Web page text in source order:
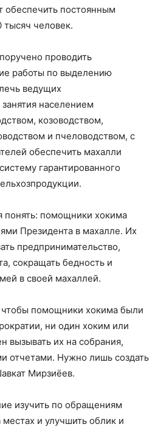
обеспечить постоянным
тысяч человек.
проводить
работы по выделению
ведущих
населением
козоводством,
и пчеловодством, с
обеспечить махалли
гарантированного
помощники хокима
Президента в махалле. Их
предпринимательство,
сокращать бедность и
в своей махаллей.
помощники хокима были
ни один хоким или
вызывать их на собрания,
отчетами. Нужно лишь создать
Мирзиёев.
изучить по обращениям
и улучшить облик и